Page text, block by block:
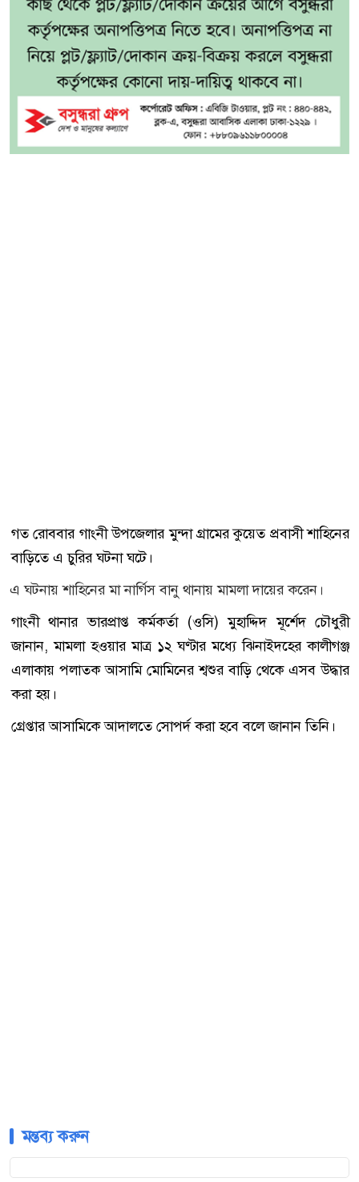
গত রোববার গাংনী উপজেলার মুন্দা গ্রামের কুয়েত প্রবাসী শাহিনের
বাড়িতে এ চুরির ঘটনা ঘটে।
এ ঘটনায় শাহিনের মা নার্গিস বানু থানায় মামলা দায়ের করেন।
গাংনী থানার ভারপ্রাপ্ত কর্মকর্তা (ওসি) মুহাদ্দিদ মূর্শেদ চৌধুরী
জানান, মামলা হওয়ার মাত্র ১২ ঘণ্টার মধ্যে ঝিনাইদহের কালীগঞ্জ
এলাকায় পলাতক আসামি মোমিনের শ্বশুর বাড়ি থেকে এসব উদ্ধার
করা হয়।
গ্রেপ্তার আসামিকে আদালতে সোপর্দ করা হবে বলে জানান তিনি।
মন্তব্য করুন